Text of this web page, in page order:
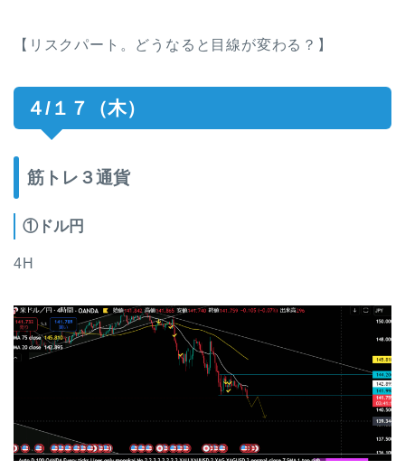
【リスクパート。どうなると目線が変わる？】
４/１７（木）
筋トレ３通貨
①ドル円
4H